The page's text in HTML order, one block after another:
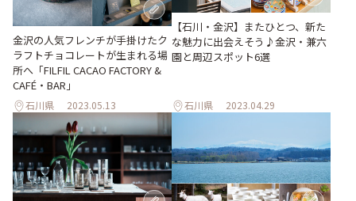
金沢の人気フレンチが手掛けたク
ラフトチョコレートが生まれる場
所へ「FILFIL CACAO FACTORY &
CAFÉ・BAR」
石川県 2023.05.13
【石川・金沢】またひとつ、新た
な魅力に出会えそう♪金沢・兼六
園と周辺スポット6選
石川県 2023.04.29